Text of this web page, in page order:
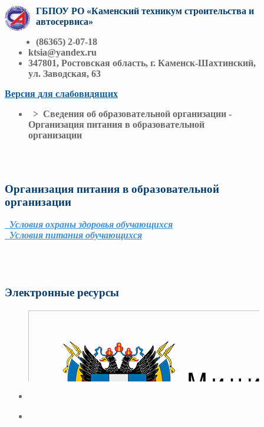
ГБПОУ РО «Каменский техникум строительства и
автосервиса»
(86365) 2-07-18
ktsia@yandex.ru
347801, Ростовская область, г. Каменск-Шахтинский,
ул. Заводская, 63
Версия для слабовидящих
> Сведения об образовательной организации -
Организация питания в образовательной
организации
Организация питания в образовательной
организации
Условия охраны здоровья обучающихся
Условия питания обучающихся
Электронные ресурсы